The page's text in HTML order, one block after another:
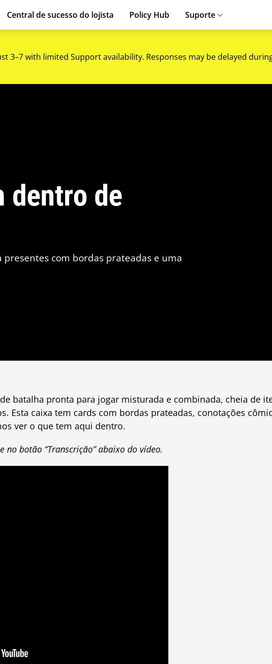
Central de sucesso do lojista Policy Hub Suporte
3–7 with limited Support availability. Responses may be delayed
dentro de
com bordas prateadas e uma
batalha pronta para jogar misturada e combinada, cheia de
Esta caixa tem cards com bordas prateadas, conotações
ver o que tem aqui dentro.
botão “Transcrição” abaixo do vídeo.